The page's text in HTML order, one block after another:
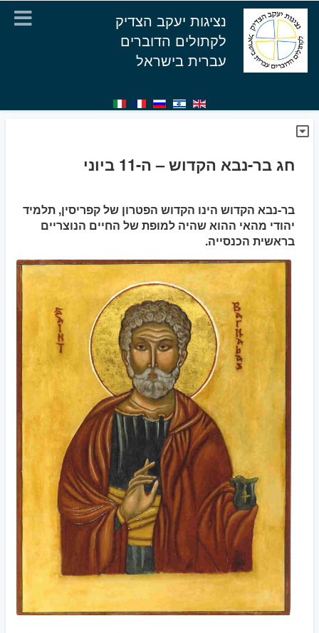
נציגות יעקב הצדיק
לקתולים הדוברים
עברית בישראל
חג בר-נבא הקדוש – ה-11 ביוני
בר-נבא הקדוש הינו הקדוש הפטרון של קפריסין, תלמיד
יהודי מהאי ההוא שהיה למופת של החיים הנוצריים
בראשית הכנסייה.